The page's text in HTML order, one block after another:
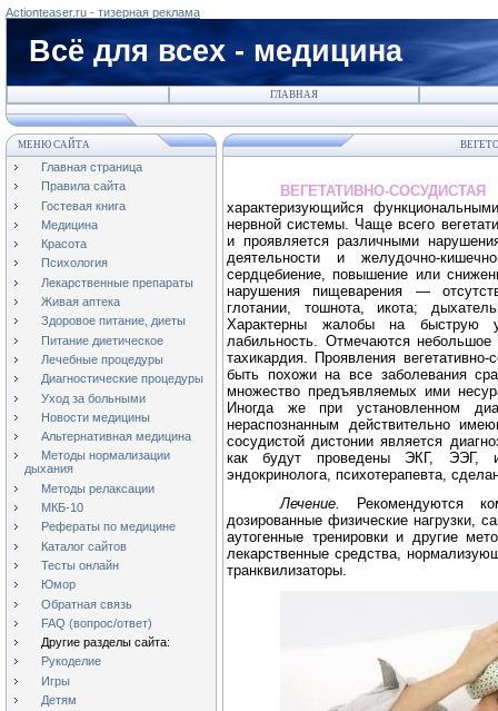
Actionteaser.ru - тизерная реклама
Всё для всех - медицина
ГЛАВНАЯ
МЕНЮ САЙТА
Главная страница
Правила сайта
Гостевая книга
Медицина
Красота
Психология
Лекарственные препараты
Живая аптека
Здоровое питание, диеты
Питание диетическое
Лечебные процедуры
Диагностические процедуры
Уход за больными
Новости медицины
Альтернативная медицина
Методы нормализации
дыхания
Методы релаксации
МКБ-10
Рефераты по медицине
Каталог сайтов
Тесты онлайн
Юмор
Обратная связь
FAQ (вопрос/ответ)
Другие разделы сайта:
Рукоделие
Игры
Детям
ВЕГЕТАТИВНО-
характеризующийся
нервной системы. Чаще всего
и проявляется различными
деятельности и желудочно-
сердцебиение, повышение или
нарушения пищеварения —
глотании, тошнота, икота;
Характерны жалобы на быструю
лабильность. Отмечаются
тахикардия. Проявления
быть похожи на все заболевания
множество предъявляемых ими
Иногда же при установленном
нераспознанным действительно
сосудистой дистонии является
как будут проведены ЭКГ, ЭЭГ,
эндокринолога, психотерапевта,
Лечение.
Рекомендуются
дозированные физические нагрузки,
аутогенные тренировки и другие
лекарственные средства,
транквилизаторы.